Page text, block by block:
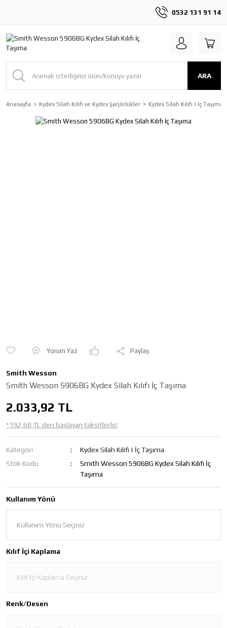
0532 131 91 14
ARA
Anasayfa Kydex Silah Kılıfı ve Kydex Şarjörlükler Kydex Silah Kılıfı | İç Taşıma
Yorum Yaz Paylaş
Smith Wesson
Smith Wesson 5906BG Kydex Silah Kılıfı İç Taşıma
2.033,92 TL
*192,68 TL den başlayan taksitlerle!
Kategori
Kydex Silah Kılıfı | İç Taşıma
Stok Kodu
Smith Wesson 5906BG Kydex Silah Kılıfı İç
Taşıma
Kullanım Yönü
Kılıf İçi Kaplama
Renk/Desen